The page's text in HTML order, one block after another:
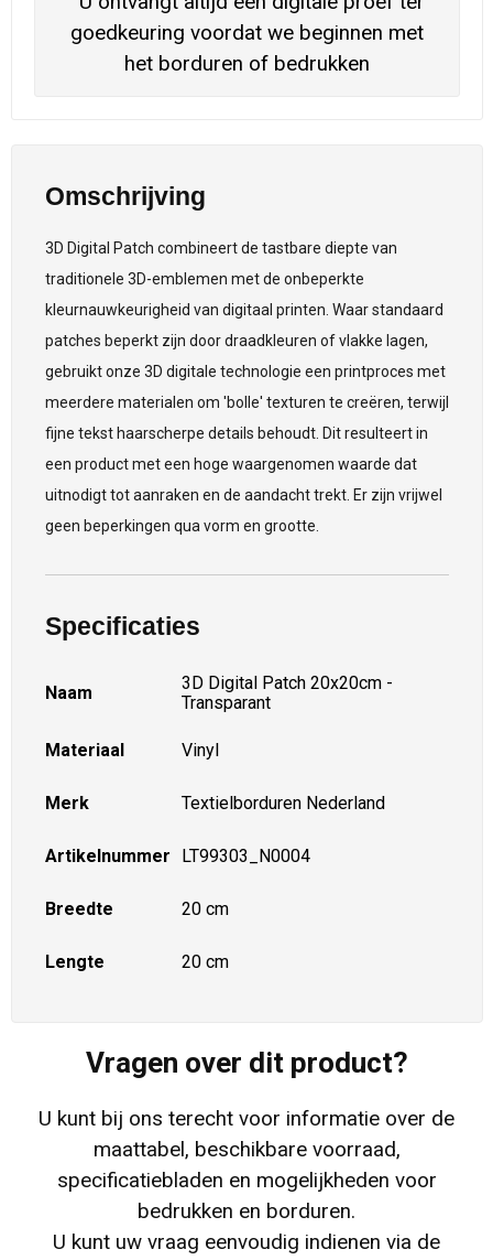
goedkeuring voordat we beginnen met
het borduren of bedrukken
Omschrijving
3D Digital Patch combineert de tastbare diepte van
traditionele 3D-emblemen met de onbeperkte
kleurnauwkeurigheid van digitaal printen. Waar standaard
patches beperkt zijn door draadkleuren of vlakke lagen,
gebruikt onze 3D digitale technologie een printproces met
meerdere materialen om 'bolle' texturen te creëren, terwijl
fijne tekst haarscherpe details behoudt. Dit resulteert in
een product met een hoge waargenomen waarde dat
uitnodigt tot aanraken en de aandacht trekt. Er zijn vrijwel
geen beperkingen qua vorm en grootte.
Specificaties
Naam
3D Digital Patch 20x20cm -
Transparant
Materiaal Vinyl
Merk Textielborduren Nederland
Artikelnummer LT99303_N0004
Breedte 20 cm
Lengte 20 cm
Vragen over dit product?
U kunt bij ons terecht voor informatie over de
maattabel, beschikbare voorraad,
specificatiebladen en mogelijkheden voor
bedrukken en borduren.
U kunt uw vraag eenvoudig indienen via de